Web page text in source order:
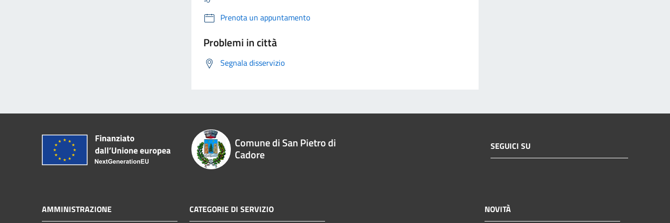
Prenota un appuntamento
Problemi in città
Segnala disservizio
Comune di San Pietro di
Cadore
SEGUICI SU
AMMINISTRAZIONE CATEGORIE DI SERVIZIO NOVITÀ